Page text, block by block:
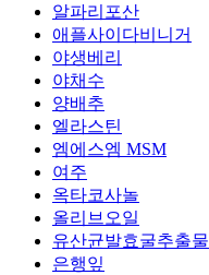
알파리포산
애플사이다비니거
야생베리
야채수
양배추
엘라스틴
엠에스엠 MSM
여주
옥타코사놀
올리브오일
유산균발효굴추출물
은행잎